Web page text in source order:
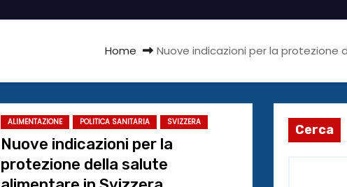
Home Nuove indicazioni per la protezione
ALIMENTAZIONE POLITICA SANITARIA SVIZZERA
Nuove indicazioni per la
protezione della salute
Cerca